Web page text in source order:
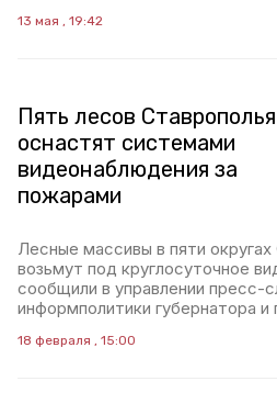
13 мая , 19:42
Пять лесов Ставрополья
оснастят системами
видеонаблюдения за
пожарами
Лесные массивы в пяти
возьмут под круглосуточное
сообщили в управлении пресс-
информполитики губернатора и
18 февраля , 15:00